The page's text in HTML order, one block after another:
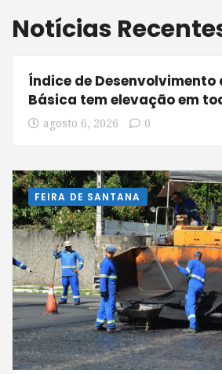
Notícias
Índice de Desenvolvimento
Básica tem elevação em
agosto 6, 2026 0
FEIRA DE SANTANA